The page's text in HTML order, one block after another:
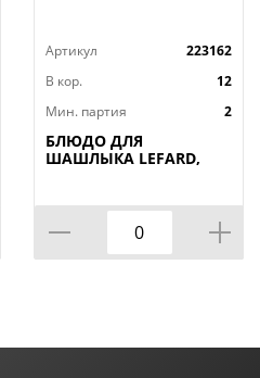
Артикул
223162
В кор.
12
Мин. партия
2
БЛЮДО ДЛЯ
ШАШЛЫКА LEFARD,